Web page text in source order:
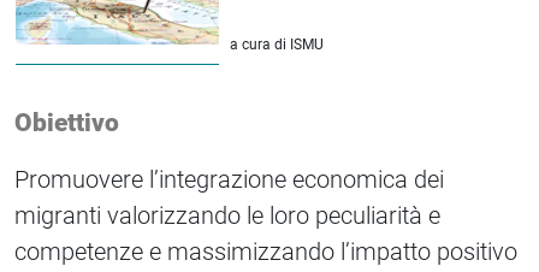
a cura di ISMU
Obiettivo
Promuovere l’integrazione economica dei
migranti valorizzando le loro peculiarità e
competenze e massimizzando l’impatto positivo